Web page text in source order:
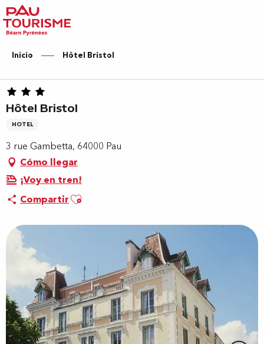
Aller
au
contenu
principal
Inicio Hôtel Bristol
Hôtel Bristol
HOTEL
3 rue Gambetta, 64000 Pau
Cómo llegar
¡Voy en tren!
CompartirAjouter aux favoris